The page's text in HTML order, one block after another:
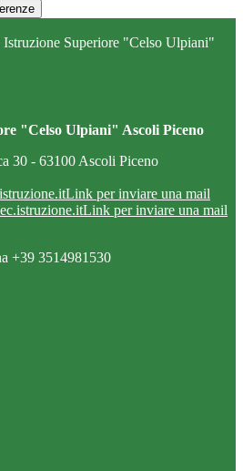
Istruzione Superiore "Celso Ulpiani"
"Celso Ulpiani" Ascoli Piceno
30 - 63100 Ascoli Piceno
Link per inviare una mail
Link per inviare una mail
+39 3514981530